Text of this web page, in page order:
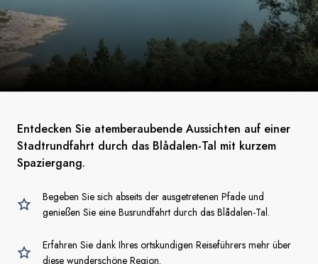
Entdecken Sie atemberaubende Aussichten auf einer
Stadtrundfahrt durch das Blådalen-Tal mit kurzem
Spaziergang.
Begeben Sie sich abseits der ausgetretenen Pfade und
genießen Sie eine Busrundfahrt durch das Blådalen-Tal.
Erfahren Sie dank Ihres ortskundigen Reiseführers mehr über
diese wunderschöne Region.